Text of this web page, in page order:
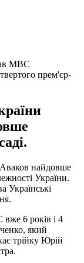
прем'єр-
найдовше
України.
Українські
6 років і 4
який
трійку Юрій